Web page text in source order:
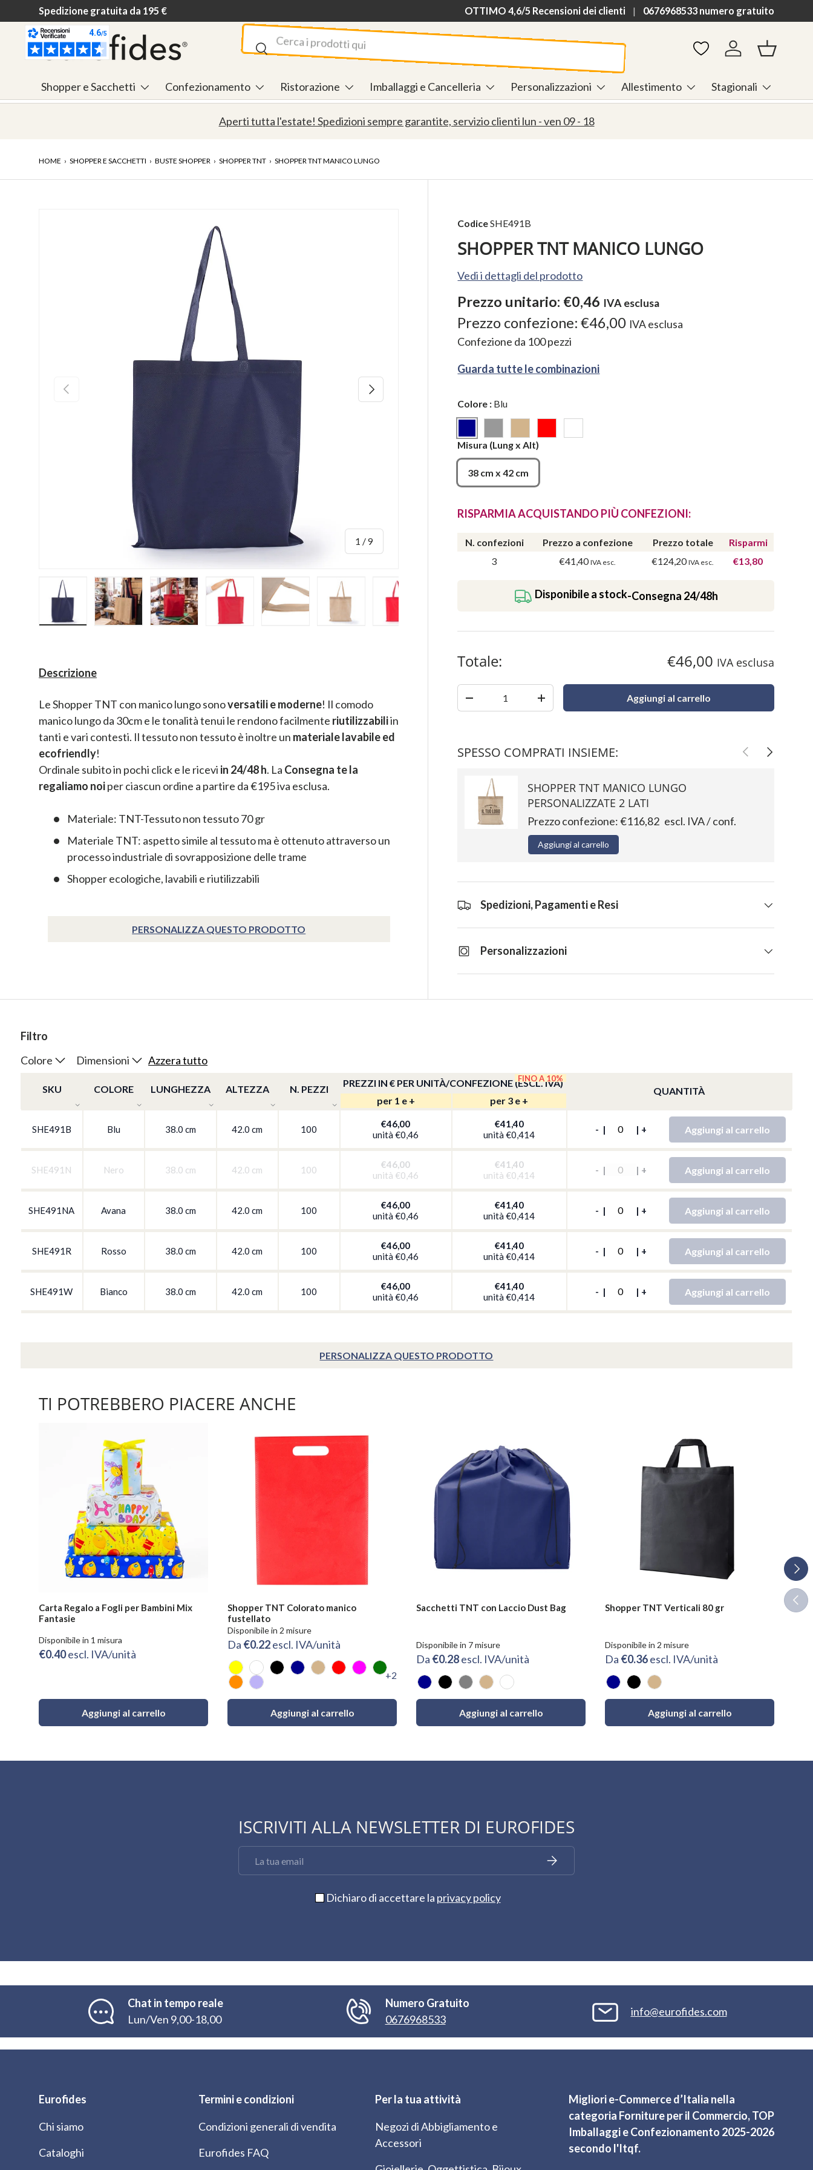
Passa ai contenuti
Spedizione gratuita da 195 € Consegna in 24/48h
OTTIMO 4,6/5 Recensioni dei clienti 0676968533 numero gratuito
Cerca
Cerca AccediCestino
Shopper e Sacchetti Confezionamento Ristorazione Imballaggi e Cancelleria Personalizzazioni Allestimento Stagionali
Aperti tutta l'estate! Spedizioni sempre garantite, servizio clienti lun - ven 09 - 18
HOME › SHOPPER E SACCHETTI › BUSTE SHOPPER › SHOPPER TNT › SHOPPER TNT MANICO LUNGO
Indietro
1 /di
9
Avanti
Carica immagine 5 nella visualizzazione galleria
Carica immagine 6 nella visualizzazione galleria
Carica immagine 7 nella visualizzazione galleria
Carica immagine 8 nella visualizzazione galleria
Carica immagine 9 nella visualizzazione galleria
CodiceSHE491B
SHOPPER TNT MANICO LUNGO
Vedi i dettagli del prodotto
Prezzo unitario: €0,46 IVA esclusa
Prezzo confezione:€46,00 IVA esclusa
Confezione da 100pezzi
Guarda tutte le combinazioni
Misura (Lung x Alt)
38 cm x 42 cm
Colore : Blu
Blu Nero Avana
RISPARMIA ACQUISTANDO PIÙ CONFEZIONI:
N. confezioni Prezzo a confezione Prezzo totale
Risparmi
3
€41,40IVA esc. €124,20IVA esc. €13,80
Disponibile a stock-Consegna 24/48h
Totale: €46,00 IVA esclusa
+ Aggiungi al carrello
SPESSO COMPRATI INSIEME: IndietroAvanti
SHOPPER TNT MANICO LUNGO
PERSONALIZZATE 2 LATI
Prezzo confezione:€116,82 escl. IVA / conf.
Aggiungi al carrello
Spedizioni, Pagamenti e Resi
Personalizzazioni
Descrizione
Le Shopper TNT con manico lungo sonoversatili e moderne! Il comodo
manico lungo da 30cm e le tonalità tenui le rendono facilmente riutilizzabiliin
tanti e vari contesti. Il tessuto non tessuto è inoltre un materiale lavabile ed
ecofriendly!
Ordinale subito in pochi click e le ricevi in 24/48 h. La Consegna te la
regaliamo noiper ciascun ordine a partire da €195 iva esclusa.
Materiale: TNT-Tessuto non tessuto 70 gr
Materiale TNT: aspetto simile al tessuto ma è ottenuto attraverso un
processo industriale di sovrapposizione delle trame
Shopper ecologiche, lavabili e riutilizzabili
PERSONALIZZA QUESTO PRODOTTO
Filtro
Colore
Dimensioni Azzera tutto
SKU COLORE LUNGHEZZA ALTEZZA N. PEZZI
PREZZI IN € PER UNITÀ/CONFEZIONE (ESCL. IVA)
FINO A 10%
QUANTITÀ
per 1 e +
per 3 e +
SHE491B Blu 38.0 cm 42.0 cm 100
€46,00
unità €0,46
€41,40
unità €0,414
- | | + Aggiungi al carrello
SHE491N Nero 38.0 cm 42.0 cm 100
€46,00
unità €0,46
€41,40
unità €0,414
- | | + Aggiungi al carrello
SHE491NA Avana 38.0 cm 42.0 cm 100
€46,00
unità €0,46
€41,40
unità €0,414
- | | + Aggiungi al carrello
SHE491R Rosso 38.0 cm 42.0 cm 100
€46,00
unità €0,46
€41,40
unità €0,414
- | | + Aggiungi al carrello
SHE491W Bianco 38.0 cm 42.0 cm 100
€46,00
unità €0,46
€41,40
unità €0,414
- | | + Aggiungi al carrello
PERSONALIZZA QUESTO PRODOTTO
TI POTREBBERO PIACERE ANCHE
Carta Regalo a Fogli per Bambini Mix
Fantasie
Disponibile in 1 misura
€0.40escl. IVA/unità
Aggiungi al carrello
Shopper TNT Colorato manico
fustellato
Disponibile in 2 misure
Da €0.22escl. IVA/unità
GialloBianco
Verde
Arancio
Lilla
+2
Aggiungi al carrello
Sacchetti TNT con Laccio Dust Bag
Disponibile in 7 misure
Da €0.28escl. IVA/unità
Blu NeroGrigioAvanaBianco
Aggiungi al carrello
Shopper TNT Verticali 80 gr
Disponibile in 2 misure
Da €0.36escl. IVA/unità
Blu NeroAvana
Aggiungi al carrello
ISCRIVITI ALLA NEWSLETTER DI EUROFIDES
Iscriviti
Dichiaro di accettare la privacy policy
Chat in tempo reale
Lun/Ven 9,00-18,00
Numero Gratuito
0676968533
info@eurofides.com
Eurofides
Chi siamo
Cataloghi
Termini e condizioni
Condizioni generali di vendita
Eurofides FAQ
Per la tua attività
Negozi di Abbigliamento e
Accessori
Migliori e-Commerce d’Italia nella
categoria Forniture per il Commercio, TOP
Imballaggi e Confezionamento 2025-2026
secondo l'Itqf.